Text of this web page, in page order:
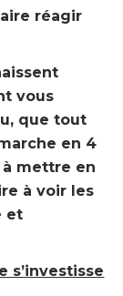
réagir
vous
que tout
en 4
mettre en
à voir les
et
s’investisse